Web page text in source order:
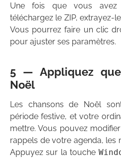
Une fois que vous avez
téléchargez le ZIP, extrayez-
Vous pourrez faire un clic
pour ajuster ses paramètres.
5 — Appliquez
Noël
Les chansons de Noël
période festive, et votre
mettre. Vous pouvez
rappels de votre agenda, les
Appuyez sur la touche